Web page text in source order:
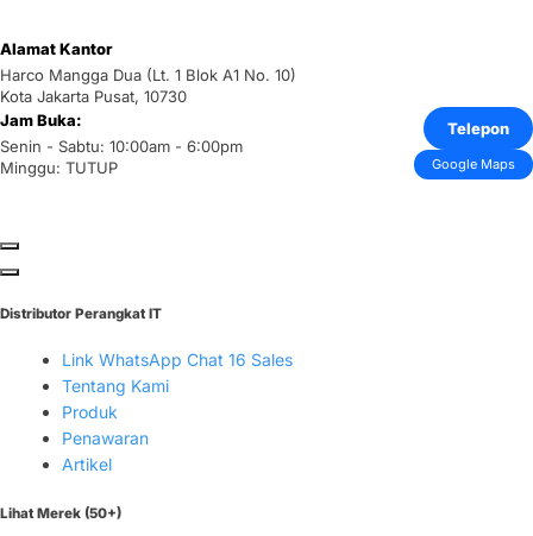
Alamat Kantor
Harco Mangga Dua (Lt. 1 Blok A1 No. 10)
Kota Jakarta Pusat, 10730
Jam Buka:
Senin - Sabtu: 10:00am - 6:00pm
Minggu: TUTUP
Telepon
Google Maps
Distributor Perangkat IT
Link WhatsApp Chat 16 Sales
Tentang Kami
Produk
Penawaran
Artikel
Lihat Merek (50+)